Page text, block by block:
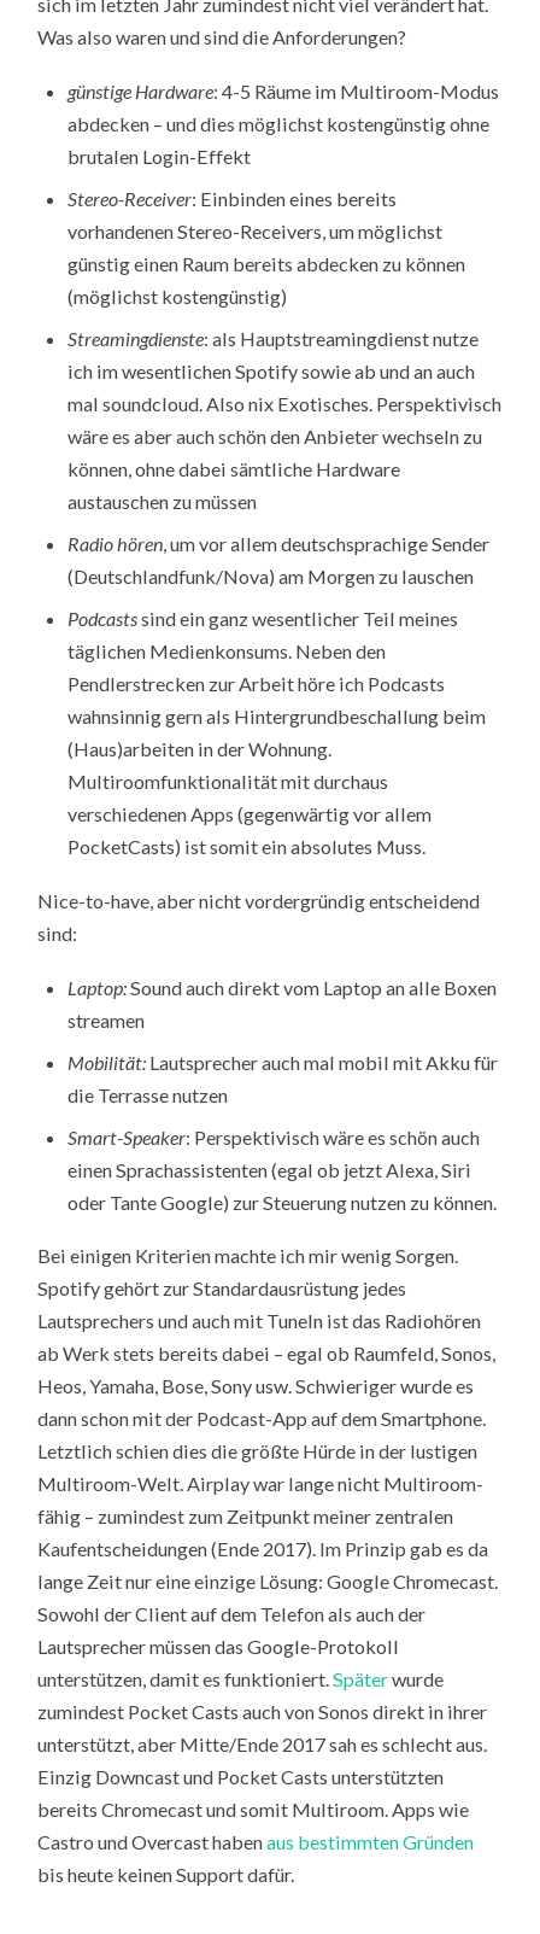
Was also waren und sind die Anforderungen?
günstige Hardware: 4-5 Räume im Multiroom-Modus
abdecken – und dies möglichst kostengünstig ohne
brutalen Login-Effekt
Stereo-Receiver: Einbinden eines bereits
vorhandenen Stereo-Receivers, um möglichst
günstig einen Raum bereits abdecken zu können
(möglichst kostengünstig)
Streamingdienste: als Hauptstreamingdienst nutze
ich im wesentlichen Spotify sowie ab und an auch
mal soundcloud. Also nix Exotisches. Perspektivisch
wäre es aber auch schön den Anbieter wechseln zu
können, ohne dabei sämtliche Hardware
austauschen zu müssen
Radio hören, um vor allem deutschsprachige Sender
(Deutschlandfunk/Nova) am Morgen zu lauschen
Podcastssind ein ganz wesentlicher Teil meines
täglichen Medienkonsums. Neben den
Pendlerstrecken zur Arbeit höre ich Podcasts
wahnsinnig gern als Hintergrundbeschallung beim
(Haus)arbeiten in der Wohnung.
Multiroomfunktionalität mit durchaus
verschiedenen Apps (gegenwärtig vor allem
PocketCasts) ist somit ein absolutes Muss.
Nice-to-have, aber nicht vordergründig entscheidend
sind:
Laptop:Sound auch direkt vom Laptop an alle Boxen
streamen
Mobilität:Lautsprecher auch mal mobil mit Akku für
die Terrasse nutzen
Smart-Speaker: Perspektivisch wäre es schön auch
einen Sprachassistenten (egal ob jetzt Alexa, Siri
oder Tante Google) zur Steuerung nutzen zu können.
Bei einigen Kriterien machte ich mir wenig Sorgen.
Spotify gehört zur Standardausrüstung jedes
Lautsprechers und auch mit TuneIn ist das Radiohören
ab Werk stets bereits dabei – egal ob Raumfeld, Sonos,
Heos, Yamaha, Bose, Sony usw. Schwieriger wurde es
dann schon mit der Podcast-App auf dem Smartphone.
Letztlich schien dies die größte Hürde in der lustigen
Multiroom-Welt. Airplay war lange nicht Multiroom-
fähig – zumindest zum Zeitpunkt meiner zentralen
Kaufentscheidungen (Ende 2017). Im Prinzip gab es da
lange Zeit nur eine einzige Lösung: Google Chromecast.
Sowohl der Client auf dem Telefon als auch der
Lautsprecher müssen das Google-Protokoll
unterstützen, damit es funktioniert.Späterwurde
zumindest Pocket Casts auch von Sonos direkt in ihrer
unterstützt, aber Mitte/Ende 2017 sah es schlecht aus.
Einzig Downcast und Pocket Casts unterstützten
bereits Chromecast und somit Multiroom. Apps wie
Castro und Overcast habenaus bestimmten Gründen
bis heute keinen Support dafür.